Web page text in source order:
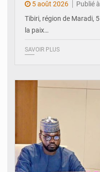
5 août 2026
Publié
Tibiri, région de Maradi,
la paix…
SAVOIR PLUS